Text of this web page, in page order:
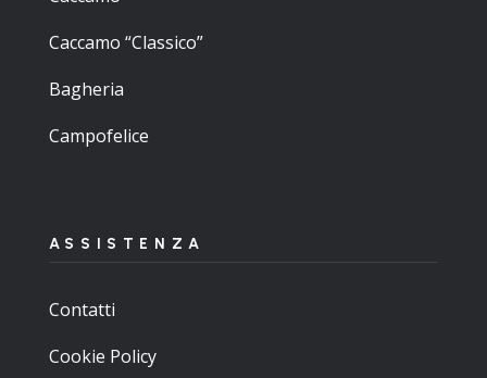
Caccamo “Classico”
Bagheria
Campofelice
ASSISTENZA
Contatti
Cookie Policy